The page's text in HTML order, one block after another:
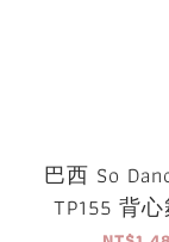
巴西 So
TP155 背心